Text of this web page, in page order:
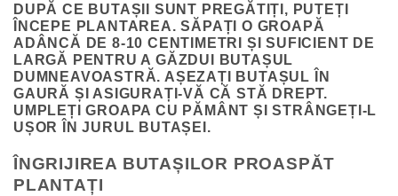
DUPĂ CE BUTAȘII SUNT PREGĂTIȚI, PUTEȚI
ÎNCEPE PLANTAREA. SĂPAȚI O GROAPĂ
ADÂNCĂ DE 8-10 CENTIMETRI ȘI SUFICIENT DE
LARGĂ PENTRU A GĂZDUI BUTAȘUL
DUMNEAVOASTRĂ. AȘEZAȚI BUTAȘUL ÎN
GAURĂ ȘI ASIGURAȚI-VĂ CĂ STĂ DREPT.
UMPLEȚI GROAPA CU PĂMÂNT ȘI STRÂNGEȚI-L
UȘOR ÎN JURUL BUTAȘEI.
ÎNGRIJIREA BUTAȘILOR PROASPĂT
PLANTAȚI